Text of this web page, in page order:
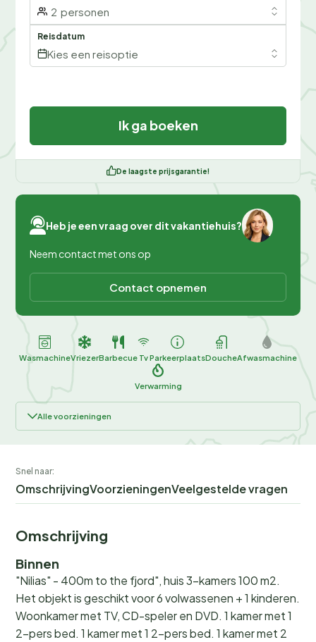
2 personen
Reisdatum
Kies een reisoptie
Ik ga boeken
De laagste prijsgarantie!
Heb je een vraag over dit vakantiehuis?
Neem contact met ons op
Contact opnemen
WasmachineVriezerBarbecue TvParkeerplaatsDoucheAfwasmachine
Verwarming
Alle voorzieningen
Snel naar:
OmschrijvingVoorzieningenVeelgestelde vragen
Omschrijving
Binnen
"Nilias" - 400m to the fjord", huis 3-kamers 100 m2.
Het objekt is geschikt voor 6 volwassenen + 1 kinderen.
Woonkamer met TV, CD-speler en DVD. 1 kamer met 1
2-pers bed. 1 kamer met 1 2-pers bed. 1 kamer met 2